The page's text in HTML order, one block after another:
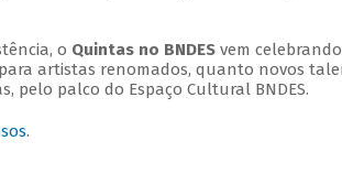
o Quintas no BNDESvem
artistas renomados, quanto novos
pelo palco do Espaço Cultural BNDES.
.